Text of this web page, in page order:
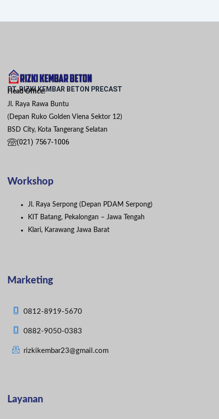
PT. RIZKI KEMBAR BETON PRECAST
Head Office:
Jl. Raya Rawa Buntu
(Depan Ruko Golden Viena Sektor 12)
BSD City, Kota Tangerang Selatan
(021) 7567-1006
Workshop
Jl. Raya Serpong (Depan PDAM Serpong)
KIT Batang, Pekalongan – Jawa Tengah
Klari, Karawang Jawa Barat
Marketing
0812-8919-5670
0882-9050-0383
rizkikembar23@gmail.com
Layanan